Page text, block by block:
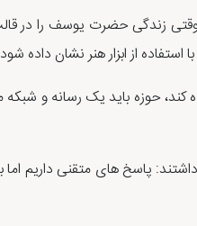
وقتی زندگی حضرت یوسف را در
از ابزار هنر نشان داده
کند، حوزه باید یک رسانه و
پاسخ های متقنی داریم اما